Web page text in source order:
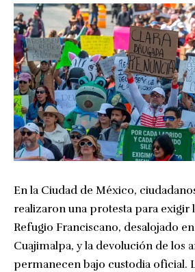
En la Ciudad de México,
realizaron una protesta para exigir
Refugio Franciscano, desalojado
Cuajimalpa, y la devolución de los
permanecen bajo custodia oficial.